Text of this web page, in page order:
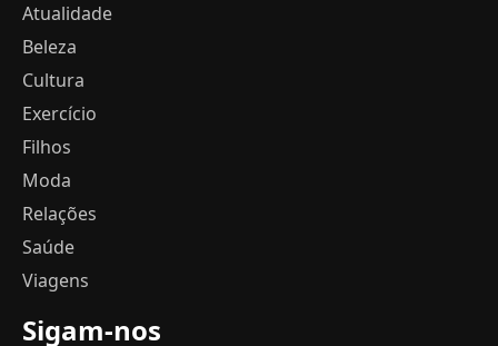
Atualidade
Beleza
Cultura
Exercício
Filhos
Moda
Relações
Saúde
Viagens
Sigam-nos